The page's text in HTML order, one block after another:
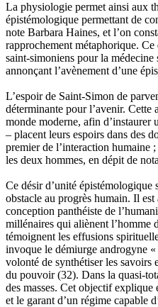
La physiologie permet ainsi aux
épistémologique permettant de
note Barbara Haines, et l’on
rapprochement métaphorique.
saint-simoniens pour la
annonçant l’avènement d’une
L’espoir de Saint-Simon de
déterminante pour l’avenir.
monde moderne, afin d’instaurer
– placent leurs espoirs dans des
premier de l’interaction humaine
les deux hommes, en dépit de
Ce désir d’unité épistémologique
obstacle au progrès humain. Il
conception panthéiste de
millénaires qui aliènent l’homme
témoignent les effusions
invoque le démiurge androgyne
volonté de synthétiser les savoirs
du pouvoir(32). Dans la quasi-
des masses. Cet objectif
et le garant d’un régime capable